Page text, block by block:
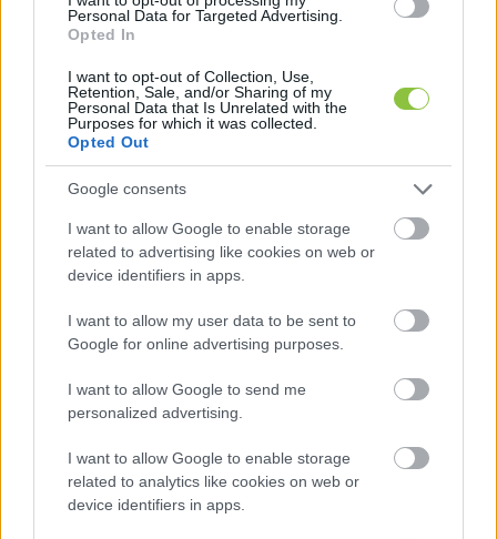
Personal Data for Targeted Advertising.
Opted In
I want to opt-out of Collection, Use,
Retention, Sale, and/or Sharing of my
Personal Data that Is Unrelated with the
Purposes for which it was collected.
Opted Out
Google consents
I want to allow Google to enable storage
related to advertising like cookies on web or
device identifiers in apps.
I want to allow my user data to be sent to
Google for online advertising purposes.
I want to allow Google to send me
personalized advertising.
I want to allow Google to enable storage
related to analytics like cookies on web or
device identifiers in apps.
állami, jegybanki, felügyeleti vagy gazdasági
igazgatási felelősség a feltárt rendszerszintű
hiányosságokért és visszásságokért. A
Neumann János Egyetemért Alapítvány ügye
miatt ez lehet Kecskeméten a legérdekesebb.
javaslat szerint a bizottság kiindulópontját az
ÁSZ 2025-ös megállapításai adják, amelyek
szerint több százmilliárd forintnyi, jelentős
részben közpénzből származó vagyon
kontrollmechanizmusok nem működtek
azonos érdekeltségi körökhöz kerültek